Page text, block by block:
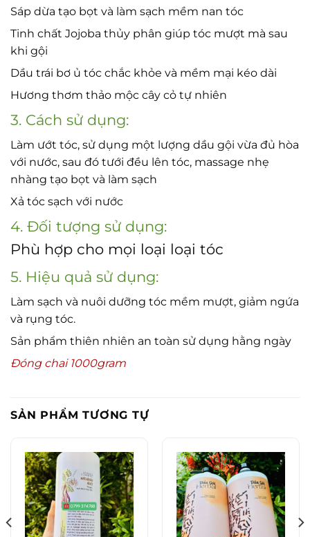
Sáp dừa tạo bọt và làm sạch mềm nan tóc
Tinh chất Jojoba thủy phân giúp tóc mượt mà sau
khi gội
Dầu trái bơ ủ tóc chắc khỏe và mềm mại kéo dài
Hương thơm thảo mộc cây cỏ tự nhiên
3. Cách sử dụng:
Làm ướt tóc, sử dụng một lượng dầu gội vừa đủ hòa
với nước, sau đó tưới đều lên tóc, massage nhẹ
nhàng tạo bọt và làm sạch
Xả tóc sạch với nước
4. Đối tượng sử dụng:
Phù hợp cho mọi loại loại tóc
5. Hiệu quả sử dụng:
Làm sạch và nuôi dưỡng tóc mềm mượt, giảm ngứa
và rụng tóc.
Sản phẩm thiên nhiên an toàn sử dụng hằng ngày
Đóng chai 1000gram
SẢN PHẨM TƯƠNG TỰ